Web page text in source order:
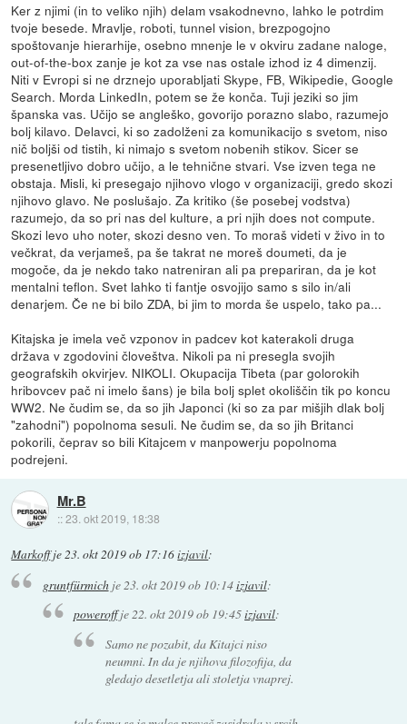
Ker z njimi (in to veliko njih) delam vsakodnevno, lahko le potrdim
tvoje besede. Mravlje, roboti, tunnel vision, brezpogojno
spoštovanje hierarhije, osebno mnenje le v okviru zadane naloge,
out-of-the-box zanje je kot za vse nas ostale izhod iz 4 dimenzij.
Niti v Evropi si ne drznejo uporabljati Skype, FB, Wikipedie, Google
Search. Morda LinkedIn, potem se že konča. Tuji jeziki so jim
španska vas. Učijo se angleško, govorijo porazno slabo, razumejo
bolj kilavo. Delavci, ki so zadolženi za komunikacijo s svetom, niso
nič boljši od tistih, ki nimajo s svetom nobenih stikov. Sicer se
presenetljivo dobro učijo, a le tehnične stvari. Vse izven tega ne
obstaja. Misli, ki presegajo njihovo vlogo v organizaciji, gredo skozi
njihovo glavo. Ne poslušajo. Za kritiko (še posebej vodstva)
razumejo, da so pri nas del kulture, a pri njih does not compute.
Skozi levo uho noter, skozi desno ven. To moraš videti v živo in to
večkrat, da verjameš, pa še takrat ne moreš doumeti, da je
mogoče, da je nekdo tako natreniran ali pa prepariran, da je kot
mentalni teflon. Svet lahko ti fantje osvojijo samo s silo in/ali
denarjem. Če ne bi bilo ZDA, bi jim to morda še uspelo, tako pa...
Kitajska je imela več vzponov in padcev kot katerakoli druga
država v zgodovini človeštva. Nikoli pa ni presegla svojih
geografskih okvirjev. NIKOLI. Okupacija Tibeta (par golorokih
hribovcev pač ni imelo šans) je bila bolj splet okoliščin tik po koncu
WW2. Ne čudim se, da so jih Japonci (ki so za par mišjih dlak bolj
"zahodni") popolnoma sesuli. Ne čudim se, da so jih Britanci
pokorili, čeprav so bili Kitajcem v manpowerju popolnoma
podrejeni.
Mr.B
::23. okt 2019, 18:38
Markoffje23. okt 2019 ob 17:16izjavil:
gruntfürmichje 23. okt 2019 ob 10:14izjavil:
poweroffje22. okt 2019 ob 19:45izjavil:
Samo ne pozabit, da Kitajci niso
neumni. In da je njihova filozofija, da
gledajo desetletja ali stoletja vnaprej.